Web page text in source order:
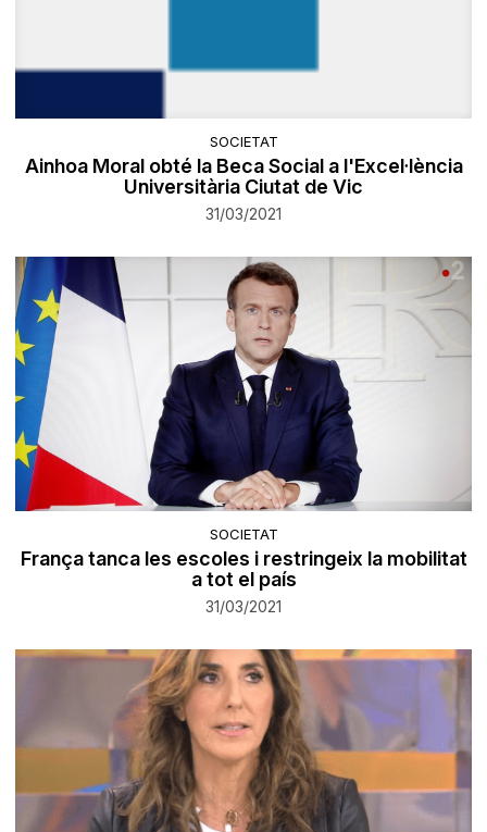
SOCIETAT
​Ainhoa Moral obté la Beca Social a l'Excel·lència
Universitària Ciutat de Vic
31/03/2021
SOCIETAT
França tanca les escoles i restringeix la mobilitat
a tot el país
31/03/2021